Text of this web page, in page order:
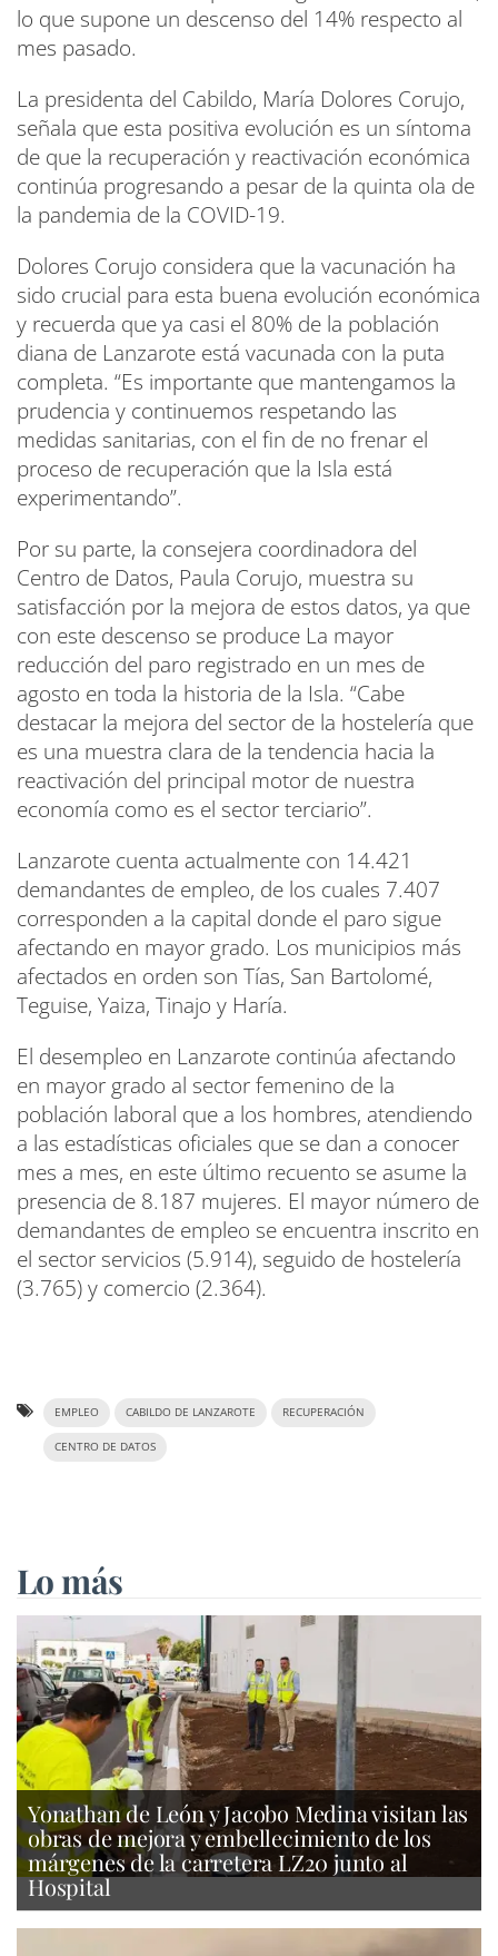
lo que supone un descenso del 14% respecto al
mes pasado.
La presidenta del Cabildo, María Dolores Corujo,
señala que esta positiva evolución es un síntoma
de que la recuperación y reactivación económica
continúa progresando a pesar de la quinta ola de
la pandemia de la COVID-19.
Dolores Corujo considera que la vacunación ha
sido crucial para esta buena evolución económica
y recuerda que ya casi el 80% de la población
diana de Lanzarote está vacunada con la puta
completa. “Es importante que mantengamos la
prudencia y continuemos respetando las
medidas sanitarias, con el fin de no frenar el
proceso de recuperación que la Isla está
experimentando”.
Por su parte, la consejera coordinadora del
Centro de Datos, Paula Corujo, muestra su
satisfacción por la mejora de estos datos, ya que
con este descenso se produce La mayor
reducción del paro registrado en un mes de
agosto en toda la historia de la Isla. “Cabe
destacar la mejora del sector de la hostelería que
es una muestra clara de la tendencia hacia la
reactivación del principal motor de nuestra
economía como es el sector terciario”.
Lanzarote cuenta actualmente con 14.421
demandantes de empleo, de los cuales 7.407
corresponden a la capital donde el paro sigue
afectando en mayor grado. Los municipios más
afectados en orden son Tías, San Bartolomé,
Teguise, Yaiza, Tinajo y Haría.
El desempleo en Lanzarote continúa afectando
en mayor grado al sector femenino de la
población laboral que a los hombres, atendiendo
a las estadísticas oficiales que se dan a conocer
mes a mes, en este último recuento se asume la
presencia de 8.187 mujeres. El mayor número de
demandantes de empleo se encuentra inscrito en
el sector servicios (5.914), seguido de hostelería
(3.765) y comercio (2.364).
EMPLEO CABILDO DE LANZAROTE RECUPERACIÓN
CENTRO DE DATOS
Lo más
Yonathan de León y Jacobo Medina visitan las
obras de mejora y embellecimiento de los
márgenes de la carretera LZ20 junto al
Hospital